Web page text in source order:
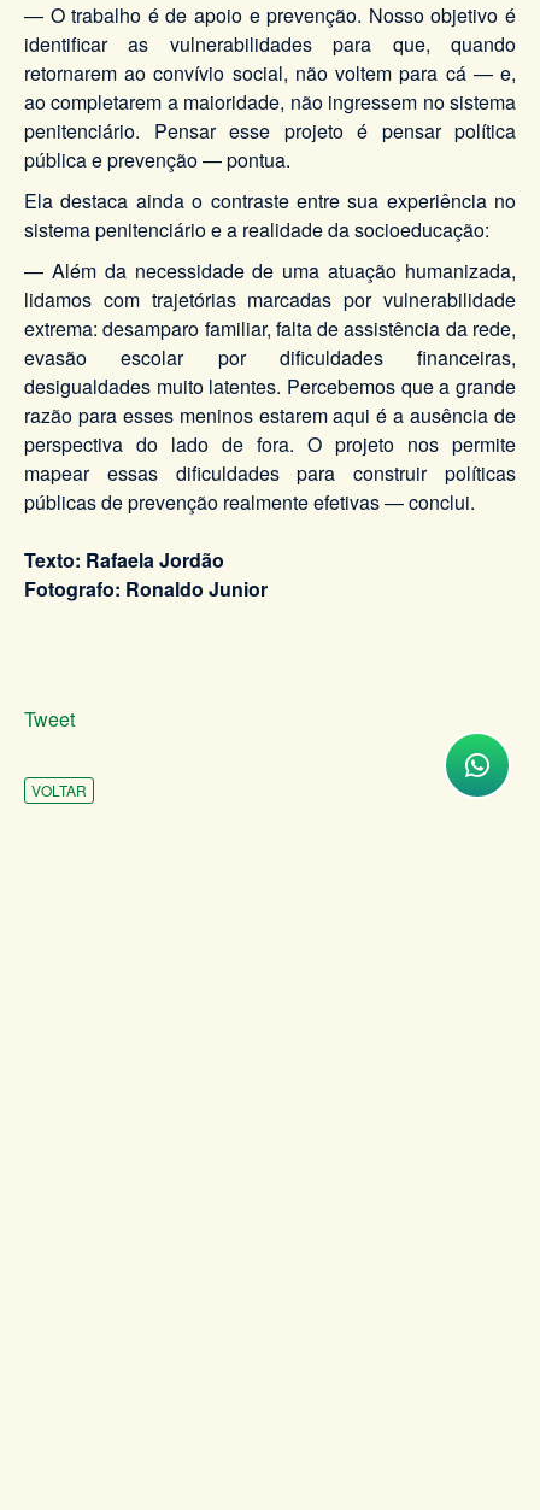
— O trabalho é de apoio e prevenção. Nosso objetivo é
identificar as vulnerabilidades para que, quando
retornarem ao convívio social, não voltem para cá — e,
ao completarem a maioridade, não ingressem no sistema
penitenciário. Pensar esse projeto é pensar política
pública e prevenção — pontua.
Ela destaca ainda o contraste entre sua experiência no
sistema penitenciário e a realidade da socioeducação:
— Além da necessidade de uma atuação humanizada,
lidamos com trajetórias marcadas por vulnerabilidade
extrema: desamparo familiar, falta de assistência da rede,
evasão escolar por dificuldades financeiras,
desigualdades muito latentes. Percebemos que a grande
razão para esses meninos estarem aqui é a ausência de
perspectiva do lado de fora. O projeto nos permite
mapear essas dificuldades para construir políticas
públicas de prevenção realmente efetivas — conclui.
Texto: Rafaela Jordão
Fotografo: Ronaldo Junior
Tweet
VOLTAR